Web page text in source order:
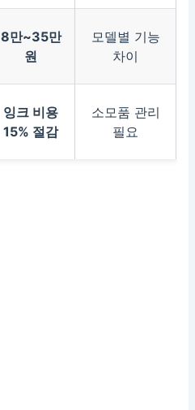
8만~35만
원
모델별 기능
차이
잉크 비용
15% 절감
소모품 관리
필요